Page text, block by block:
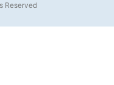
Reserved